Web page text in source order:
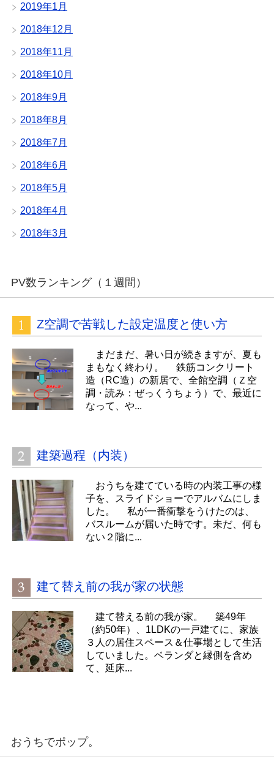
2019年1月
2018年12月
2018年11月
2018年10月
2018年9月
2018年8月
2018年7月
2018年6月
2018年5月
2018年4月
2018年3月
PV数ランキング（１週間）
Z空調で苦戦した設定温度と使い方
まだまだ、暑い日が続きますが、夏も
まもなく終わり。 鉄筋コンクリート
造（RC造）の新居で、全館空調（Ｚ空
調・読み：ぜっくうちょう）で、最近に
なって、や...
建築過程（内装）
おうちを建てている時の内装工事の様
子を、スライドショーでアルバムにしま
した。 私が一番衝撃をうけたのは、
バスルームが届いた時です。未だ、何も
ない２階に...
建て替え前の我が家の状態
建て替える前の我が家。 築49年
（約50年）、1LDKの一戸建てに、家族
３人の居住スペース＆仕事場として生活
していました。ベランダと縁側を含め
て、延床...
おうちでポップ。